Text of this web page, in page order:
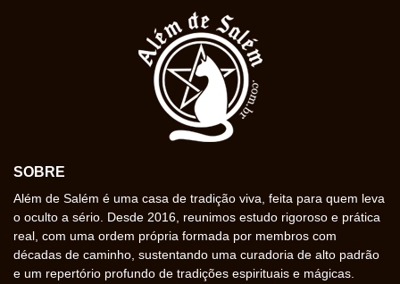
SOBRE
Além de Salém é uma casa de tradição viva, feita para quem leva
o oculto a sério. Desde 2016, reunimos estudo rigoroso e prática
real, com uma ordem própria formada por membros com
décadas de caminho, sustentando uma curadoria de alto padrão
e um repertório profundo de tradições espirituais e mágicas.